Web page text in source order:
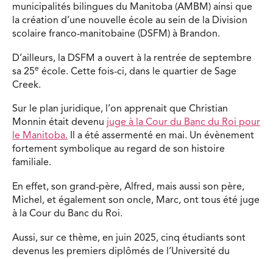
municipalités bilingues du Manitoba (AMBM) ainsi que
la création d’une nouvelle école au sein de la Division
scolaire franco-manitobaine (DSFM) à Brandon.
D’ailleurs, la DSFM a ouvert à la rentrée de septembre
sa 25e école. Cette fois-ci, dans le quartier de Sage
Creek.
Sur le plan juridique, l’on apprenait que Christian
Monnin était devenu juge à la Cour du Banc du Roi pour
le Manitoba. Il a été assermenté en mai. Un évènement
fortement symbolique au regard de son histoire
familiale.
En effet, son grand-père, Alfred, mais aussi son père,
Michel, et également son oncle, Marc, ont tous été juge
à la Cour du Banc du Roi.
Aussi, sur ce thème, en juin 2025, cinq étudiants sont
devenus les premiers diplômés de l’Université du